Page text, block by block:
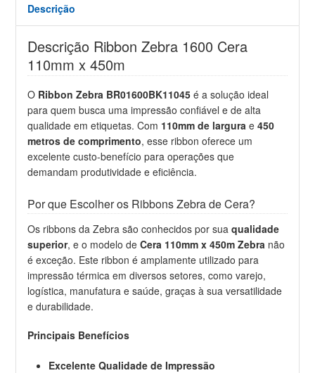
Descrição
Descrição Ribbon Zebra 1600 Cera
110mm x 450m
O Ribbon Zebra BR01600BK11045 é a solução ideal
para quem busca uma impressão confiável e de alta
qualidade em etiquetas. Com 110mm de largura e450
metros de comprimento, esse ribbon oferece um
excelente custo-benefício para operações que
demandam produtividade e eficiência.
Por que Escolher os Ribbons Zebra de Cera?
Os ribbons da Zebra são conhecidos por suaqualidade
superior, e o modelo de Cera 110mm x 450m Zebra não
é exceção. Este ribbon é amplamente utilizado para
impressão térmica em diversos setores, como varejo,
logística, manufatura e saúde, graças à sua versatilidade
e durabilidade.
Principais Benefícios
Excelente Qualidade de Impressão